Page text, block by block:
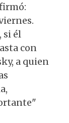
si él
con
a quien